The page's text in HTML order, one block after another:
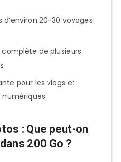
d’environ 20-30 voyages
de plusieurs
pour les vlogs et
: Que peut-on
200 Go ?